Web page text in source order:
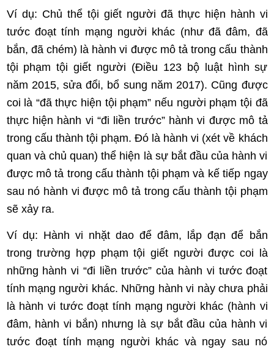
Ví dụ: Chủ thể tội giết người đã thực hiện hành vi
tước đoạt tính mạng người khác (như đã đâm, đã
bắn, đã chém) là hành vi được mô tả trong cấu thành
tội phạm tội giết người (Điều 123 bộ luật hình sự
năm 2015, sửa đổi, bổ sung năm 2017). Cũng được
coi là “đã thực hiện tội phạm” nếu người phạm tội đã
thực hiện hành vi “đi liền trước” hành vi được mô tả
trong cấu thành tội phạm. Đó là hành vi (xét về khách
quan và chủ quan) thể hiện là sự bắt đầu của hành vi
được mô tả trong cấu thành tội phạm và kế tiếp ngay
sau nó hành vi được mô tả trong cấu thành tội phạm
sẽ xảy ra.
Ví dụ: Hành vi nhặt dao để đâm, lắp đạn để bắn
trong trường hợp phạm tội giết người được coi là
những hành vi “đi liền trước” của hành vi tước đoạt
tính mạng người khác. Những hành vi này chưa phải
là hành vi tước đoạt tính mạng người khác (hành vi
đâm, hành vi bắn) nhưng là sự bắt đầu của hành vi
tước đoạt tính mạng người khác và ngay sau nó